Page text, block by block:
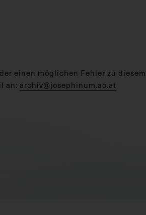
einen möglichen Fehler zu
an: archiv@josephinum.ac.at